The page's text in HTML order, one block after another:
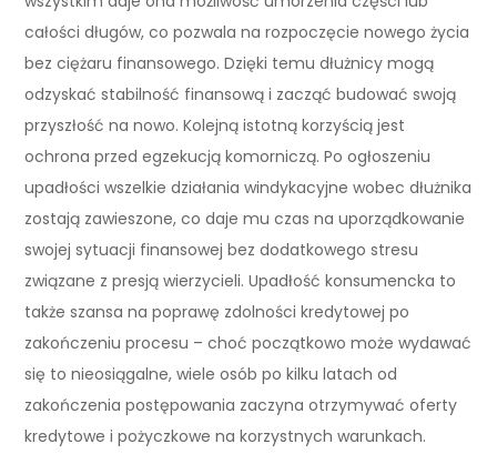
całości długów, co pozwala na rozpoczęcie nowego życia
bez ciężaru finansowego. Dzięki temu dłużnicy mogą
odzyskać stabilność finansową i zacząć budować swoją
przyszłość na nowo. Kolejną istotną korzyścią jest
ochrona przed egzekucją komorniczą. Po ogłoszeniu
upadłości wszelkie działania windykacyjne wobec dłużnika
zostają zawieszone, co daje mu czas na uporządkowanie
swojej sytuacji finansowej bez dodatkowego stresu
związane z presją wierzycieli. Upadłość konsumencka to
także szansa na poprawę zdolności kredytowej po
zakończeniu procesu – choć początkowo może wydawać
się to nieosiągalne, wiele osób po kilku latach od
zakończenia postępowania zaczyna otrzymywać oferty
kredytowe i pożyczkowe na korzystnych warunkach.